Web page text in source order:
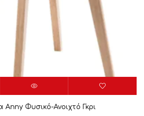
Anny Φυσικό-Ανοιχτό Γκρι